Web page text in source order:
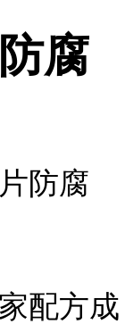
腐
防腐
配方成